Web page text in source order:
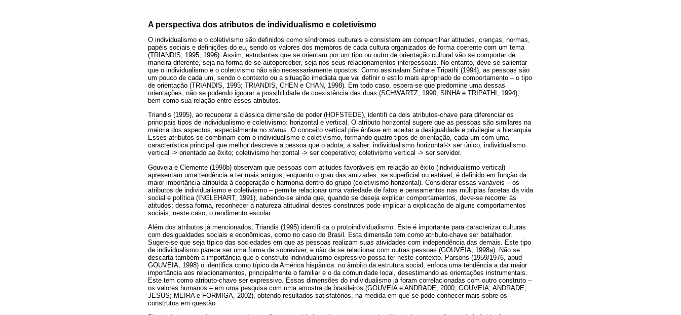
A perspectiva dos atributos de individualismo e coletivismo
O individualismo e o coletivismo são definidos como síndromes culturais e consistem em compartilhar atitudes, crenças, normas,
papéis sociais e definições do eu, sendo os valores dos membros de cada cultura organizados de forma coerente com um tema
(TRIANDIS, 1995; 1996). Assim, estudantes que se orientam por um tipo ou outro de orientação cultural vão se comportar de
maneira diferente, seja na forma de se autoperceber, seja nos seus relacionamentos interpessoais. No entanto, deve-se salientar
que o individualismo e o coletivismo não são necessariamente opostos. Como assinalam Sinha e Tripathi (1994), as pessoas são
um pouco de cada um, sendo o contexto ou a situação imediata que vai definir o estilo mais apropriado de comportamento – o tipo
de orientação (TRIANDIS, 1995; TRIANDIS, CHEN e CHAN, 1998). Em todo caso, espera-se que predomine uma dessas
orientações, não se podendo ignorar a possibilidade de coexistência das duas (SCHWARTZ, 1990, SINHA e TRIPATHI, 1994),
bem como sua relação entre esses atributos.
Triandis (1995), ao recuperar a clássica dimensão de poder (HOFSTEDE), identifi ca dois atributos-chave para diferenciar os
principais tipos de individualismo e coletivismo: horizontal e vertical. O atributo horizontal sugere que as pessoas são similares na
maioria dos aspectos, especialmente no status. O conceito vertical põe ênfase em aceitar a desigualdade e privilegiar a hierarquia.
Esses atributos se combinam com o individualismo e coletivismo, formando quatro tipos de orientação, cada um com uma
característica principal que melhor descreve a pessoa que o adota, a saber: individualismo horizontal-> ser único; individualismo
vertical -> orientado ao êxito; coletivismo horizontal -> ser cooperativo; coletivismo vertical -> ser servidor.
Gouveia e Clemente (1998b) observam que pessoas com atitudes favoráveis em relação ao êxito (individualismo vertical)
apresentam uma tendência a ter mais amigos; enquanto o grau das amizades, se superficial ou estável, é definido em função da
maior importância atribuída à cooperação e harmonia dentro do grupo (coletivismo horizontal). Considerar essas variáveis – os
atributos de individualismo e coletivismo – permite relacionar uma variedade de fatos e pensamentos nas múltiplas facetas da vida
social e política (INGLEHART, 1991), sabendo-se ainda que, quando se deseja explicar comportamentos, deve-se recorrer às
atitudes; dessa forma, reconhecer a natureza atitudinal destes construtos pode implicar a explicação de alguns comportamentos
sociais, neste caso, o rendimento escolar.
Além dos atributos já mencionados, Triandis (1995) identifi ca o protoindividualismo. Este é importante para caracterizar culturas
com desigualdades sociais e econômicas, como no caso do Brasil. Esta dimensão tem como atributo-chave ser batalhador.
Sugere-se que seja típico das sociedades em que as pessoas realizam suas atividades com independência das demais. Este tipo
de individualismo parece ser uma forma de sobreviver, e não de se relacionar com outras pessoas (GOUVEIA, 1998a). Não se
descarta também a importância que o construto individualismo expressivo possa ter neste contexto. Parsons (1959/1976, apud
GOUVEIA, 1998) o identifica como típico da América hispânica: no âmbito da estrutura social, enfoca uma tendência a dar maior
importância aos relacionamentos, principalmente o familiar e o da comunidade local, desestimando as orientações instrumentais.
Este tem como atributo-chave ser expressivo. Essas dimensões do individualismo já foram correlacionadas com outro construto –
os valores humanos – em uma pesquisa com uma amostra de brasileiros (GOUVEIA e ANDRADE, 2000; GOUVEIA; ANDRADE;
JESUS; MEIRA e FORMIGA, 2002), obtendo resultados satisfatórios, na medida em que se pode conhecer mais sobre os
construtos em questão.